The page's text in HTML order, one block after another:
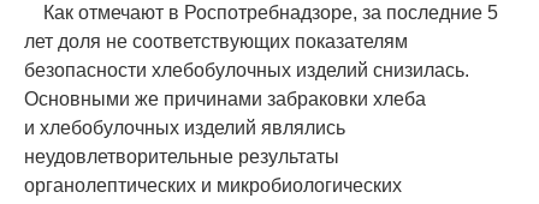
Как отмечают в Роспотребнадзоре, за последние 5
лет доля не соответствующих показателям
безопасности хлебобулочных изделий снизилась.
Основными же причинами забраковки хлеба
и хлебобулочных изделий являлись
неудовлетворительные результаты
органолептических и микробиологических